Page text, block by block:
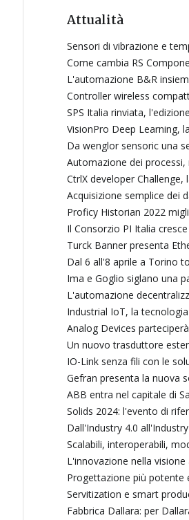
Attualità
Sensori di vibrazione e
Come cambia RS
L'automazione B&R
Controller wireless
SPS Italia rinviata,
VisionPro Deep Learning,
Da wenglor sensoric una
Automazione dei
CtrlX developer
Acquisizione semplice dei
Proficy Historian 2022
Il Consorzio PI Italia
Turck Banner presenta
Dal 6 all'8 aprile a Torino
Ima e Goglio siglano una
L'automazione
Industrial IoT, la
Analog Devices
Un nuovo trasduttore
IO-Link senza fili con le
Gefran presenta la nuova
ABB entra nel capitale di
Solids 2024: l'evento di
Dall'Industry 4.0
Scalabili, interoperabili,
L'innovazione nella
Progettazione più potente
Servitization e smart
Fabbrica Dallara: per